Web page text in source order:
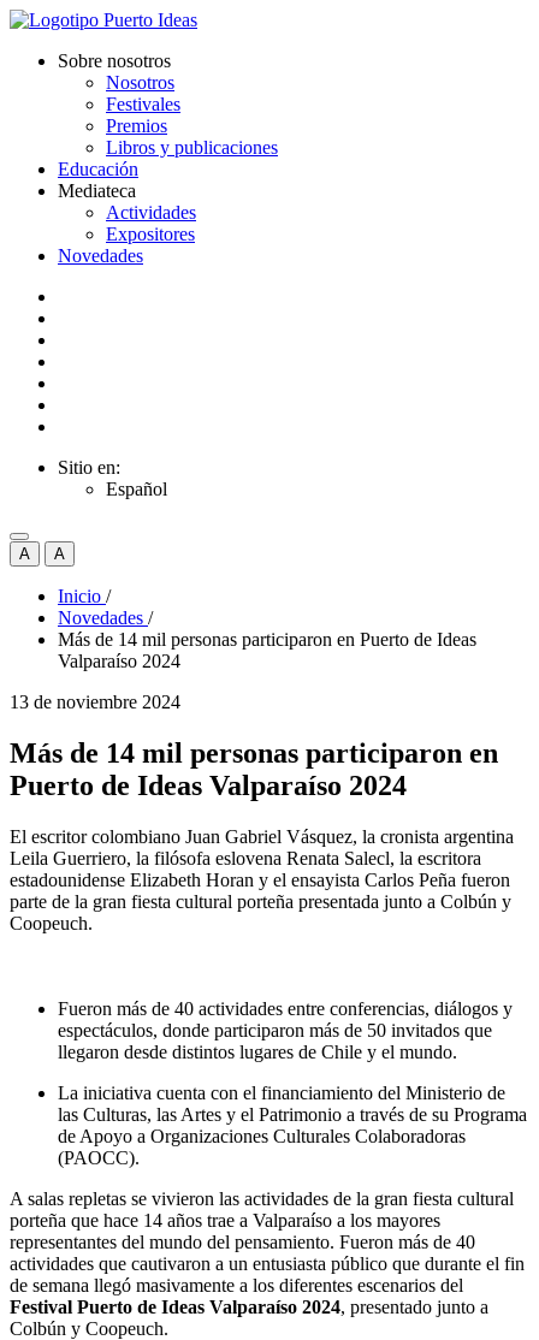
Sobre nosotros
Nosotros
Festivales
Premios
Libros y publicaciones
Educación
Mediateca
Actividades
Expositores
Novedades
Sitio en:
Español
A A
Inicio /
Novedades /
Más de 14 mil personas participaron en Puerto de Ideas
Valparaíso 2024
13 de noviembre 2024
Más de 14 mil personas participaron en
Puerto de Ideas Valparaíso 2024
El escritor colombiano Juan Gabriel Vásquez, la cronista argentina
Leila Guerriero, la filósofa eslovena Renata Salecl, la escritora
estadounidense Elizabeth Horan y el ensayista Carlos Peña fueron
parte de la gran fiesta cultural porteña presentada junto a Colbún y
Coopeuch.
Fueron más de 40 actividades entre conferencias, diálogos y
espectáculos, donde participaron más de 50 invitados que
llegaron desde distintos lugares de Chile y el mundo.
La iniciativa cuenta con el financiamiento del Ministerio de
las Culturas, las Artes y el Patrimonio a través de su Programa
de Apoyo a Organizaciones Culturales Colaboradoras
(PAOCC).
A salas repletas se vivieron las actividades de la gran fiesta cultural
porteña que hace 14 años trae a Valparaíso a los mayores
representantes del mundo del pensamiento. Fueron más de 40
actividades que cautivaron a un entusiasta público que durante el fin
de semana llegó masivamente a los diferentes escenarios del
Festival Puerto de Ideas Valparaíso 2024, presentado junto a
Colbún y Coopeuch.